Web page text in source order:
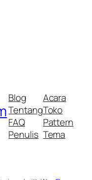
Blog
Tentang
FAQ
Penulis
Acara
Toko
Pattern
Tema